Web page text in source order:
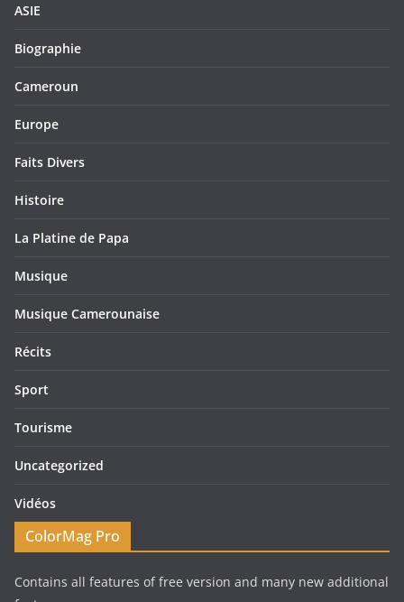
ASIE
Biographie
Cameroun
Europe
Faits Divers
Histoire
La Platine de Papa
Musique
Musique Camerounaise
Récits
Sport
Tourisme
Uncategorized
Vidéos
ColorMag Pro
Contains all features of free version and many new additional